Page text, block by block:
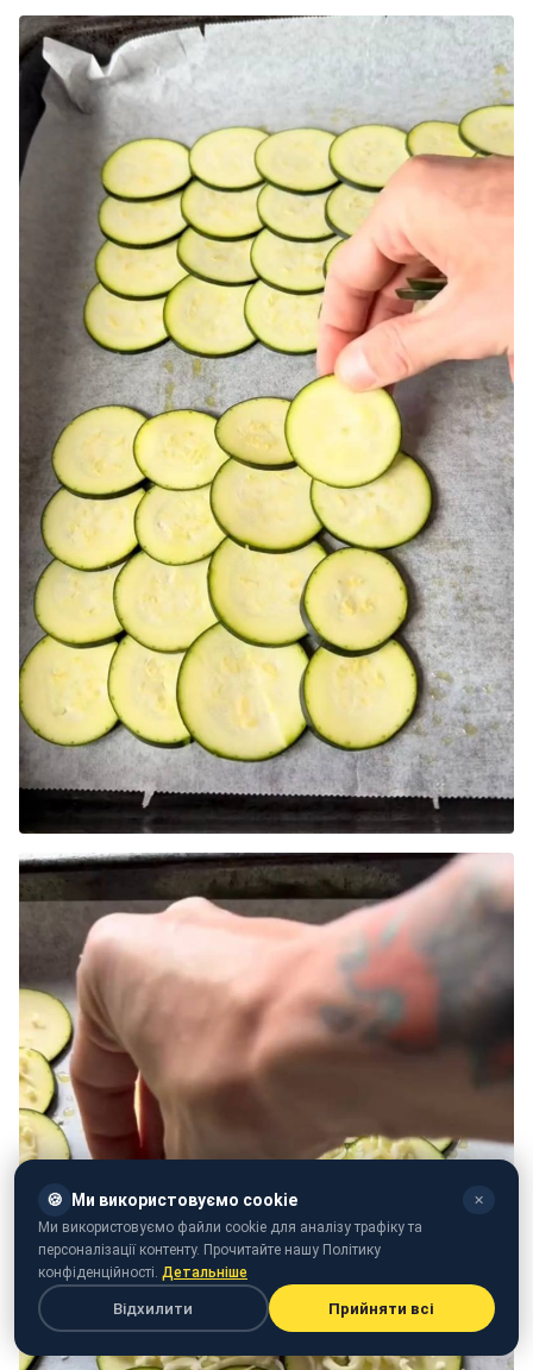
🍪 Ми використовуємо cookie ✕
Ми використовуємо файли cookie для аналізу трафіку та
персоналізації контенту. Прочитайте нашу Політику
конфіденційності. Детальніше
Відхилити Прийняти всі